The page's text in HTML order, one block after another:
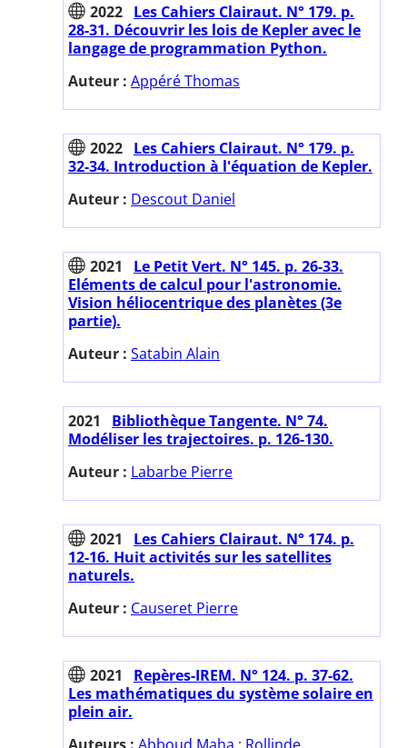
2022 Les Cahiers Clairaut. N° 179. p.
28-31. Découvrir les lois de Kepler avec le
langage de programmation Python.
Auteur : Appéré Thomas
2022 Les Cahiers Clairaut. N° 179. p.
32-34. Introduction à l'équation de Kepler.
Auteur : Descout Daniel
2021
Le Petit Vert. N° 145. p. 26-33.
Eléments de calcul pour l'astronomie.
Vision héliocentrique des planètes (3e
partie).
Auteur : Satabin Alain
2021
Bibliothèque Tangente. N° 74.
Modéliser les trajectoires. p. 126-130.
Auteur : Labarbe Pierre
2021
Les Cahiers Clairaut. N° 174. p.
12-16. Huit activités sur les satellites
naturels.
Auteur : Causeret Pierre
2021
Repères-IREM. N° 124. p. 37-62.
Les mathématiques du système solaire en
plein air.